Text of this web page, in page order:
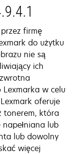
firmę
do użytku
nie są
ich
w celu
oferuje
tonerem, która
lub
lub dowolny
więcej